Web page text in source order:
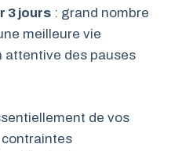
3 jours : grand nombre
meilleure vie
attentive des pauses
de vos